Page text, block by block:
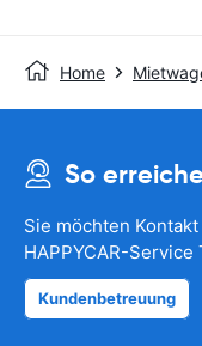
Home
So
Sie möchten
HAPPYCAR-
Kundenbetreuung